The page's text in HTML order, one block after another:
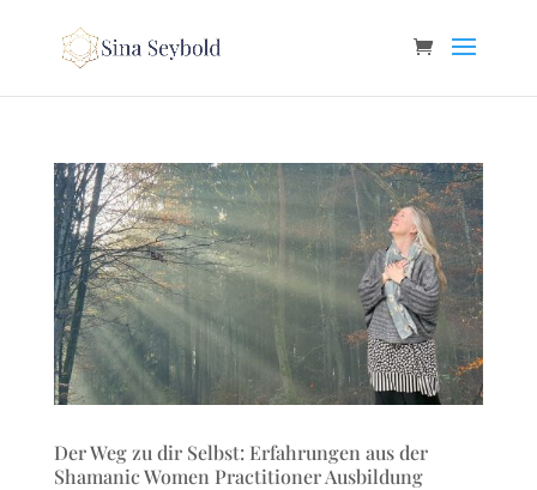
Der Weg zu dir Selbst: Erfahrungen aus der
Shamanic Women Practitioner Ausbildung